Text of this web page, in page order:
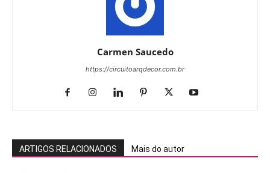
Carmen Saucedo
https://circuitoarqdecor.com.br
ARTIGOS RELACIONADOS Mais do autor